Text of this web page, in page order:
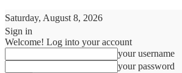
Saturday, August 8, 2026
Sign in
Welcome! Log into your account
your username
your password